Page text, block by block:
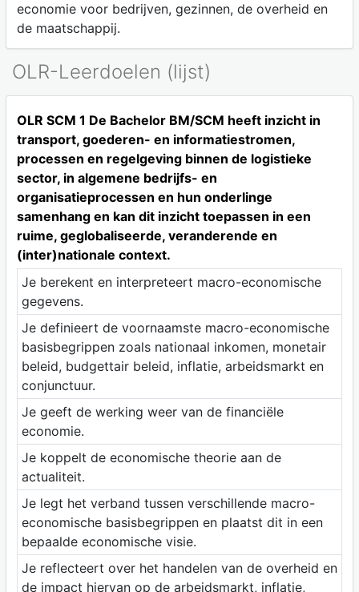
economie voor bedrijven, gezinnen, de overheid en
de maatschappij.
OLR-Leerdoelen (lijst)
OLR SCM 1 De Bachelor BM/SCM heeft inzicht in
transport, goederen- en informatiestromen,
processen en regelgeving binnen de logistieke
sector, in algemene bedrijfs- en
organisatieprocessen en hun onderlinge
samenhang en kan dit inzicht toepassen in een
ruime, geglobaliseerde, veranderende en
(inter)nationale context.
Je berekent en interpreteert macro-economische
gegevens.
Je definieert de voornaamste macro-economische
basisbegrippen zoals nationaal inkomen, monetair
beleid, budgettair beleid, inflatie, arbeidsmarkt en
conjunctuur.
Je geeft de werking weer van de financiële
economie.
Je koppelt de economische theorie aan de
actualiteit.
Je legt het verband tussen verschillende macro-
economische basisbegrippen en plaatst dit in een
bepaalde economische visie.
Je reflecteert over het handelen van de overheid en
de impact hiervan op de arbeidsmarkt, inflatie,